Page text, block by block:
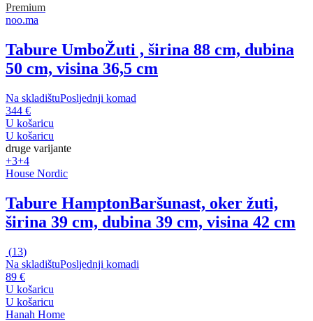
Premium
noo.ma
Tabure UmboŽuti , širina 88 cm, dubina
50 cm, visina 36,5 cm
Na skladištuPosljednji komad
344 €
U košaricu
U košaricu
druge varijante
+3+4
House Nordic
Tabure HamptonBaršunast, oker žuti,
širina 39 cm, dubina 39 cm, visina 42 cm
(13)
Na skladištuPosljednji komadi
89 €
U košaricu
U košaricu
Hanah Home